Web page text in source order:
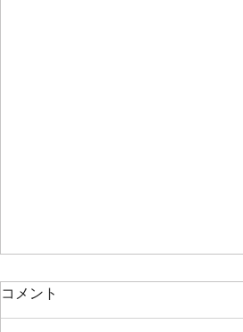
2026/7/11、定演後最初の練習
コメント